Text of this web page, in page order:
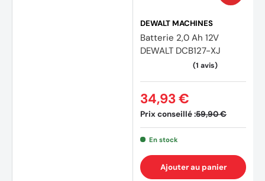
DEWALT MACHINES
Batterie 2,0 Ah 12V
DEWALT DCB127-XJ
Prix conseillé :59,90 €
34,93 €
En stock
Ajouter au panier